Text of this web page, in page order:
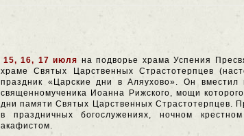
15, 16, 17 июля на подворье храма Успения
храме Святых Царственных Страстотерпцев
праздник «Царские дни в Аляухово». Он
священномученика Иоанна Рижского, мощи
дни памяти Святых Царственных Страстотерпцев.
в праздничных богослужениях, ночном
акафистом.